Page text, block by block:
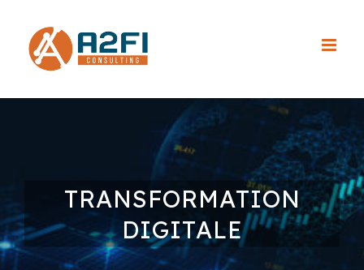
content
TRANSFORMATION
DIGITALE